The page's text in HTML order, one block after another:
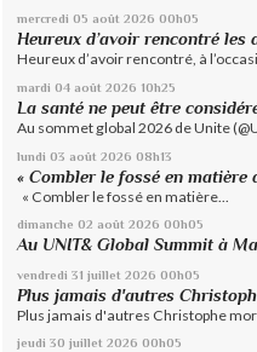
mercredi 05 août 2026 00h05
Heureux d’avoir rencontré les
Heureux d’avoir rencontré, à
mardi 04 août 2026 10h25
La santé ne peut être
Au sommet global 2026 de Unite
lundi 03 août 2026 08h13
« Combler le fossé en matière
« Combler le fossé en matière...
dimanche 02 août 2026 00h05
Au UNIT& Global Summit à
vendredi 31 juillet 2026 00h05
Plus jamais d'autres
Plus jamais d'autres Christophe
jeudi 30 juillet 2026 00h05